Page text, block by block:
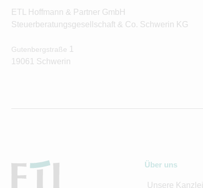
ETL Hoffmann & Partner GmbH
Steuerberatungsgesellschaft & Co. Schwerin KG
Gutenbergstraße 1
19061 Schwerin
Über uns
Unsere Kanzlei